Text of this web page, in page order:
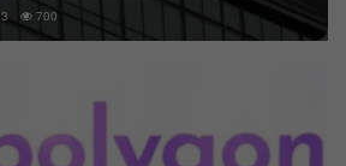
700